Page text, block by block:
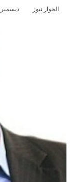
الحوار نيوز ديسمبر 6, 2020